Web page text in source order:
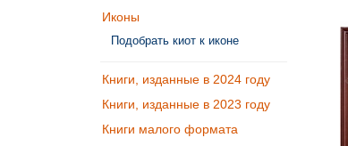
Иконы
Подобрать киот к иконе
Книги, изданные в 2024 году
Книги, изданные в 2023 году
Книги малого формата